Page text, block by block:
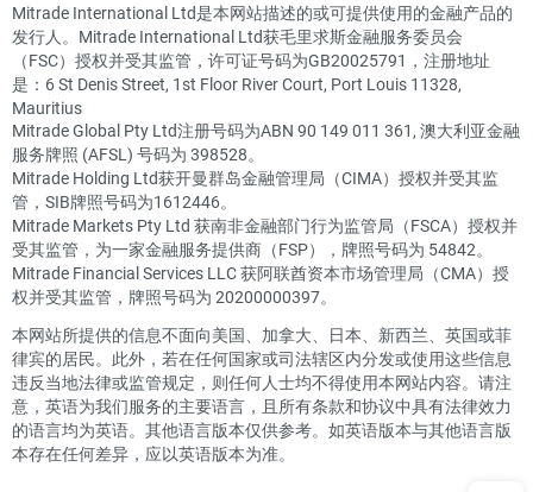
Mitrade International Ltd是本网站描述的或可提供使用的金融产品的
发行人。Mitrade International Ltd获毛里求斯金融服务委员会
（FSC）授权并受其监管，许可证号码为GB20025791，注册地址
是：6 St Denis Street, 1st Floor River Court, Port Louis 11328,
Mauritius
Mitrade Global Pty Ltd注册号码为ABN 90 149 011 361, 澳大利亚金融
服务牌照 (AFSL) 号码为 398528。
Mitrade Holding Ltd获开曼群岛金融管理局（CIMA）授权并受其监
管，SIB牌照号码为1612446。
Mitrade Markets Pty Ltd 获南非金融部门行为监管局（FSCA）授权并
受其监管，为一家金融服务提供商（FSP），牌照号码为 54842。
Mitrade Financial Services LLC 获阿联酋资本市场管理局（CMA）授
权并受其监管，牌照号码为 20200000397。
本网站所提供的信息不面向美国、加拿大、日本、新西兰、英国或菲
律宾的居民。此外，若在任何国家或司法辖区内分发或使用这些信息
违反当地法律或监管规定，则任何人士均不得使用本网站内容。请注
意，英语为我们服务的主要语言，且所有条款和协议中具有法律效力
的语言均为英语。其他语言版本仅供参考。如英语版本与其他语言版
本存在任何差异，应以英语版本为准。